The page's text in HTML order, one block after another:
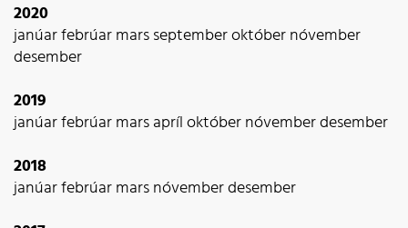
2020
janúarfebrúarmarsseptemberoktóbernóvember
desember
2019
janúarfebrúarmarsapríloktóbernóvemberdesember
2018
janúarfebrúarmarsnóvemberdesember